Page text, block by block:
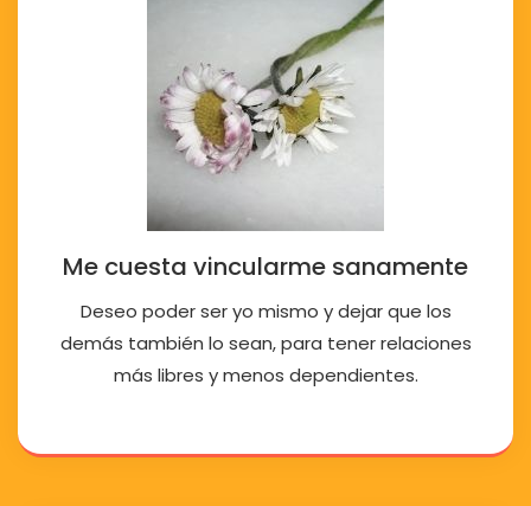
Me cuesta vincularme sanamente
Deseo poder ser yo mismo y dejar que los
demás también lo sean, para tener relaciones
más libres y menos dependientes.